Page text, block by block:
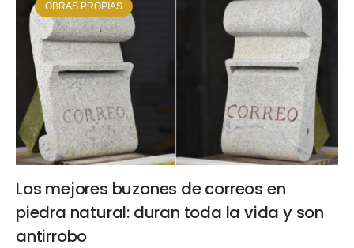
OBRAS PROPIAS
Los mejores buzones de correos en
piedra natural: duran toda la vida y son
antirrobo